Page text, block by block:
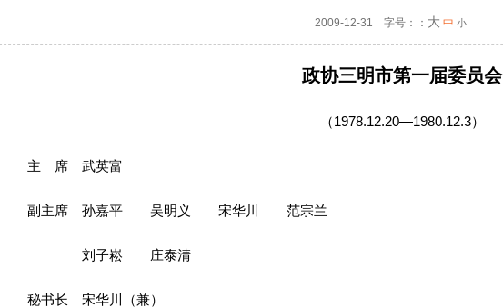
2009-12-31 字号：： 大 中 小
政协三明市第一届委员会
（1978.12.20—1980.12.3）
主 席 武英富
副主席 孙嘉平 吴明义 宋华川 范宗兰
刘子崧 庄泰清
秘书长 宋华川（兼）